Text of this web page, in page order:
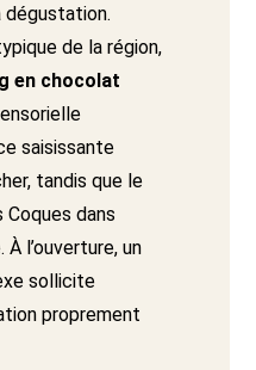
dégustation.
de la région,
en chocolat
saisissante
tandis que le
dans
À l’ouverture, un
sollicite
proprement